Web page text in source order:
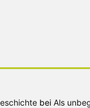
bei Als